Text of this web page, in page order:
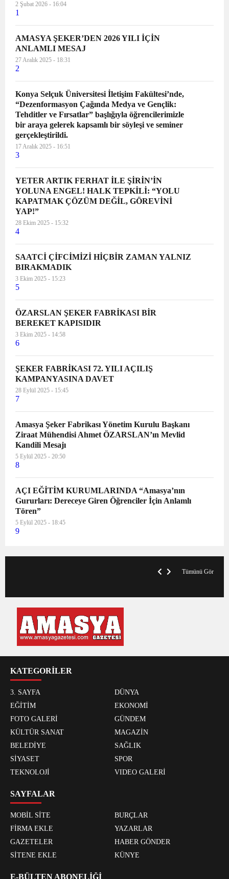
2 Şubat 2026 - 16:04
1
AMASYA ŞEKER’DEN 2026 YILI İÇİN
ANLAMLI MESAJ
27 Aralık 2025 - 18:31
2
Konya Selçuk Üniversitesi İletişim Fakültesi’nde,
“Dezenformasyon Çağında Medya ve Gençlik:
Tehditler ve Fırsatlar” başlığıyla öğrencilerimizle
bir araya gelerek kapsamlı bir söyleşi ve seminer
gerçekleştirildi.
17 Aralık 2025 - 16:51
3
YETER ARTIK FERHAT İLE ŞİRİN’İN
YOLUNA ENGEL! HALK TEPKİLİ: “YOLU
KAPATMAK ÇÖZÜM DEĞİL, GÖREVİNİ
YAP!”
28 Ekim 2025 - 15:32
4
SAATCİ ÇİFCİMİZİ HİÇBİR ZAMAN YALNIZ
BIRAKMADIK
3 Ekim 2025 - 15:23
5
ÖZARSLAN ŞEKER FABRİKASI BİR
BEREKET KAPISIDIR
3 Ekim 2025 - 14:58
6
ŞEKER FABRİKASI 72. YILI AÇILIŞ
KAMPANYASINA DAVET
28 Eylül 2025 - 15:45
7
Amasya Şeker Fabrikası Yönetim Kurulu Başkanı
Ziraat Mühendisi Ahmet ÖZARSLAN’ın Mevlid
Kandili Mesajı
5 Eylül 2025 - 20:50
8
AÇI EĞİTİM KURUMLARINDA “Amasya’nın
Gururları: Dereceye Giren Öğrenciler İçin Anlamlı
Tören”
5 Eylül 2025 - 18:45
9
Tümünü Gör
KATEGORİLER
3. SAYFA
DÜNYA
EĞİTİM
EKONOMİ
FOTO GALERİ
GÜNDEM
KÜLTÜR SANAT
MAGAZİN
BELEDİYE
SAĞLIK
SİYASET
SPOR
TEKNOLOJİ
VIDEO GALERİ
SAYFALAR
MOBİL SİTE
BURÇLAR
FİRMA EKLE
YAZARLAR
GAZETELER
HABER GÖNDER
SİTENE EKLE
KÜNYE
E-BÜLTEN ABONELİĞİ